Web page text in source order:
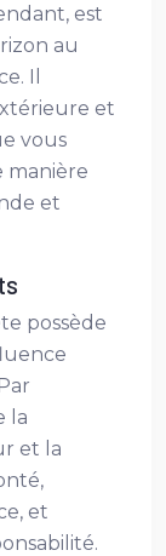
est
au
Il
et
vous
manière
et
possède
la
et la
et